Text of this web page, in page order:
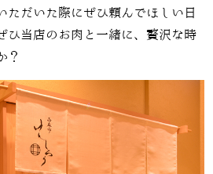
ただいた際にぜひ頼んでほしい日
ひ当店のお肉と一緒に、贅沢な時
？